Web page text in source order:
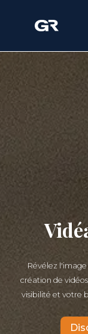
Révélez
création de
visibilité et votre